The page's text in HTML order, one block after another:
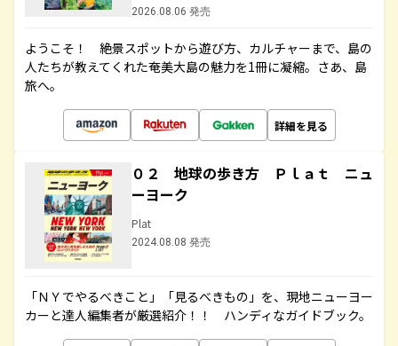
2026.08.06 発売
ようこそ！ 絶景スポットから遊び方、カルチャーまで、島の
人たちが教えてくれた奄美大島の魅力を1冊に凝縮。さあ、島
旅へ。
詳細を見る
０２ 地球の歩き方 Ｐｌａｔ ニュ
ーヨーク
Plat
2024.08.08 発売
「ＮＹでやるべきこと」「見るべきもの」を、現地ニューヨー
カーと達人編集者が厳選紹介！！ ハンディなガイドブック。